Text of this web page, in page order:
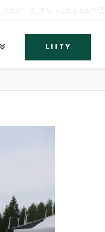
SLEYN NUORISOTYÖ
LIITY